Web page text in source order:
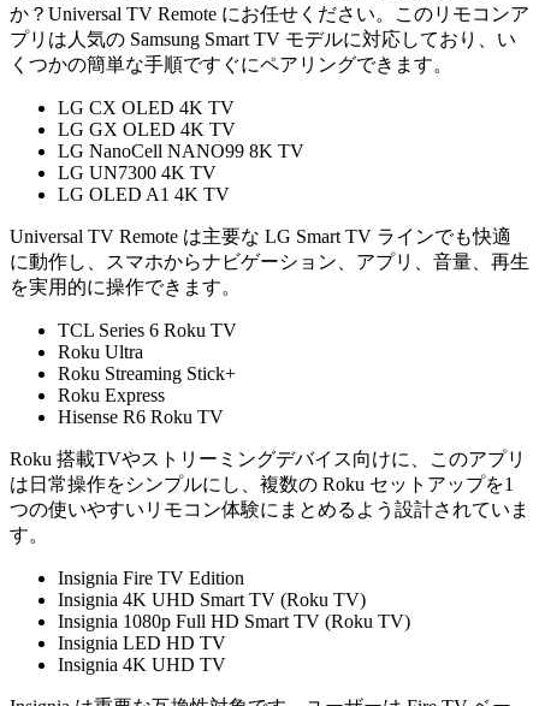
か？Universal TV Remote にお任せください。このリモコンア
プリは人気の Samsung Smart TV モデルに対応しており、い
くつかの簡単な手順ですぐにペアリングできます。
LG CX OLED 4K TV
LG GX OLED 4K TV
LG NanoCell NANO99 8K TV
LG UN7300 4K TV
LG OLED A1 4K TV
Universal TV Remote は主要な LG Smart TV ラインでも快適
に動作し、スマホからナビゲーション、アプリ、音量、再生
を実用的に操作できます。
TCL Series 6 Roku TV
Roku Ultra
Roku Streaming Stick+
Roku Express
Hisense R6 Roku TV
Roku 搭載TVやストリーミングデバイス向けに、このアプリ
は日常操作をシンプルにし、複数の Roku セットアップを1
つの使いやすいリモコン体験にまとめるよう設計されていま
す。
Insignia Fire TV Edition
Insignia 4K UHD Smart TV (Roku TV)
Insignia 1080p Full HD Smart TV (Roku TV)
Insignia LED HD TV
Insignia 4K UHD TV